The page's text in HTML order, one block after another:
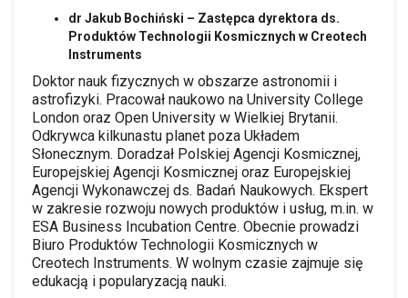
dr Jakub Bochiński – Zastępca dyrektora ds.
Produktów Technologii Kosmicznych w Creotech
Instruments
Doktor nauk fizycznych w obszarze astronomii i
astrofizyki. Pracował naukowo na University College
London oraz Open University w Wielkiej Brytanii.
Odkrywca kilkunastu planet poza Układem
Słonecznym. Doradzał Polskiej Agencji Kosmicznej,
Europejskiej Agencji Kosmicznej oraz Europejskiej
Agencji Wykonawczej ds. Badań Naukowych. Ekspert
w zakresie rozwoju nowych produktów i usług, m.in. w
ESA Business Incubation Centre. Obecnie prowadzi
Biuro Produktów Technologii Kosmicznych w
Creotech Instruments. W wolnym czasie zajmuje się
edukacją i popularyzacją nauki.